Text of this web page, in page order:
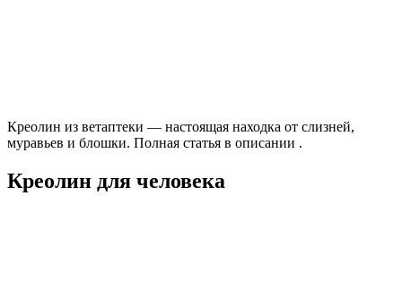
Креолин из ветаптеки — настоящая находка от слизней,
муравьев и блошки. Полная статья в описании .
Креолин для человека